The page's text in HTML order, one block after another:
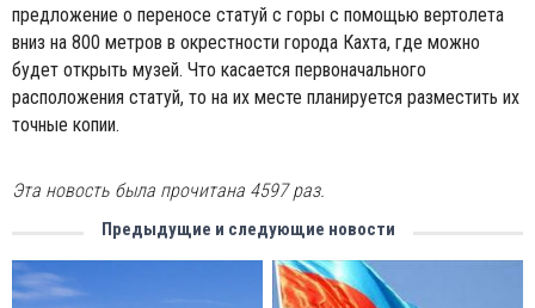
предложение о переносе статуй с горы с помощью вертолета
вниз на 800 метров в окрестности города Кахта, где можно
будет открыть музей. Что касается первоначального
расположения статуй, то на их месте планируется разместить их
точные копии.
Эта новость была прочитана 4597 раз.
Предыдущие и следующие новости